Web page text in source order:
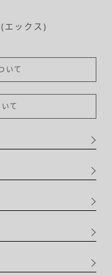
エックス)
いて
て